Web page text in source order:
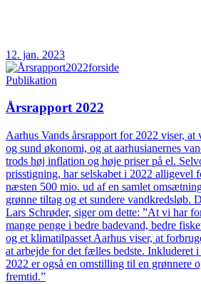
12. jan. 2023
Publikation
Årsrapport 2022
Aarhus Vands årsrapport for 2022 viser, at
og sund økonomi, og at aarhusianernes
trods høj inflation og høje priser på el.
prisstigning, har selskabet i 2022 alligevel
næsten 500 mio. ud af en samlet
grønne tiltag og et sundere vandkredsløb.
Lars Schrøder, siger om dette: ”At vi har
mange penge i bedre badevand, bedre
og et klimatilpasset Aarhus viser, at
at arbejde for det fælles bedste. Inkluderet
2022 er også en omstilling til en grønnere
fremtid.”